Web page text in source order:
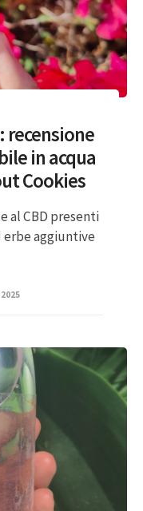
recensione
in acqua
Cookies
al CBD presenti
erbe aggiuntive